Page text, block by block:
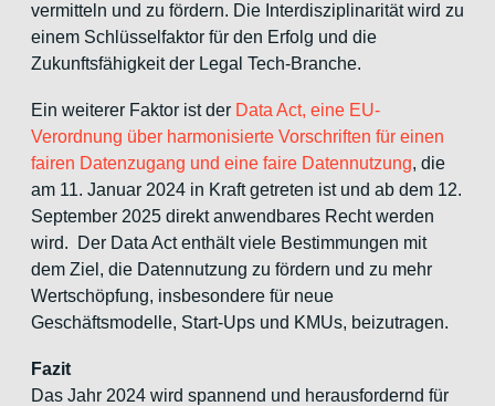
vermitteln und zu fördern. Die Interdisziplinarität wird zu
einem Schlüsselfaktor für den Erfolg und die
Zukunftsfähigkeit der Legal Tech-Branche.
Ein weiterer Faktor ist der Data Act, eine EU-
Verordnung über harmonisierte Vorschriften für einen
fairen Datenzugang und eine faire Datennutzung, die
am 11. Januar 2024 in Kraft getreten ist und ab dem 12.
September 2025 direkt anwendbares Recht werden
wird. Der Data Act enthält viele Bestimmungen mit
dem Ziel, die Datennutzung zu fördern und zu mehr
Wertschöpfung, insbesondere für neue
Geschäftsmodelle, Start-Ups und KMUs, beizutragen.
Fazit
Das Jahr 2024 wird spannend und herausfordernd für